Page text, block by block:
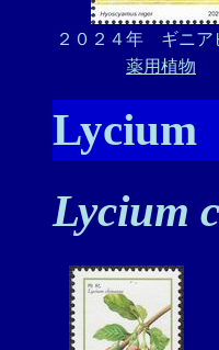
２０２４年 ギニア
薬用植物
Lycium